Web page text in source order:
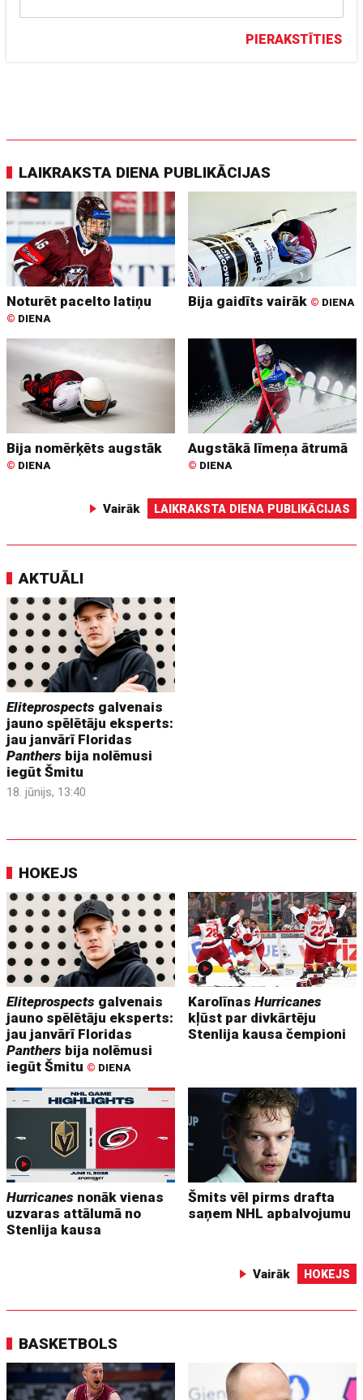
PIERAKSTĪTIES
LAIKRAKSTA DIENA PUBLIKĀCIJAS
Noturēt pacelto latiņu
© DIENA
Bija gaidīts vairāk © DIENA
Bija nomērķēts augstāk
© DIENA
Augstākā līmeņa ātrumā
© DIENA
Vairāk LAIKRAKSTA DIENA PUBLIKĀCIJAS
AKTUĀLI
Eliteprospects galvenais
jauno spēlētāju eksperts:
jau janvārī Floridas
Panthers bija nolēmusi
iegūt Šmitu
18. jūnijs, 13:40
HOKEJS
Eliteprospects galvenais
jauno spēlētāju eksperts:
jau janvārī Floridas
Panthers bija nolēmusi
iegūt Šmitu © DIENA
KarolīnasHurricanes
kļūst par divkārtēju
Stenlija kausa čempioni
Hurricanes nonāk vienas
uzvaras attālumā no
Stenlija kausa
Šmits vēl pirms drafta
saņem NHL apbalvojumu
Vairāk HOKEJS
BASKETBOLS